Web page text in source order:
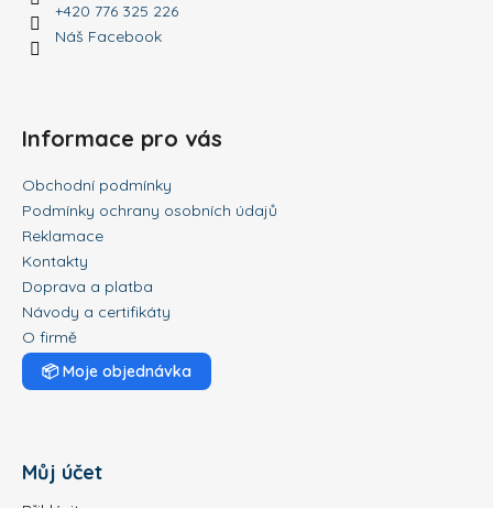
+420 776 325 226
Náš Facebook
Informace pro vás
Obchodní podmínky
Podmínky ochrany osobních údajů
Reklamace
Kontakty
Doprava a platba
Návody a certifikáty
O firmě
📦Moje objednávka
Můj účet